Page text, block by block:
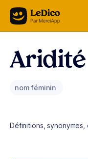
Aller au contenu
Aridité
nom féminin
Définitions,